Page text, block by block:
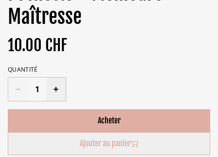
Maîtresse
10.00 CHF
QUANTITÉ
Acheter
Ajouter au panier